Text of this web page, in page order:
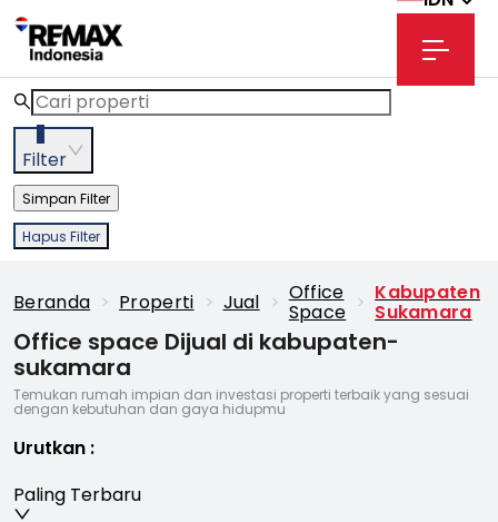
3
Filter
Simpan Filter
Hapus Filter
Beranda > Properti > Jual > Office
Space > Kabupaten
Sukamara
Office space Dijual di kabupaten-
sukamara
Temukan rumah impian dan investasi properti terbaik yang sesuai
dengan kebutuhan dan gaya hidupmu
Urutkan :
Paling Terbaru